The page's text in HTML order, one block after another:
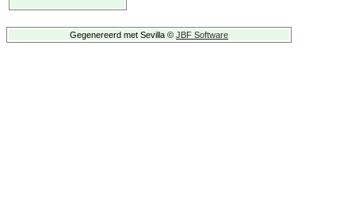
Gegenereerd met Sevilla © JBF Software